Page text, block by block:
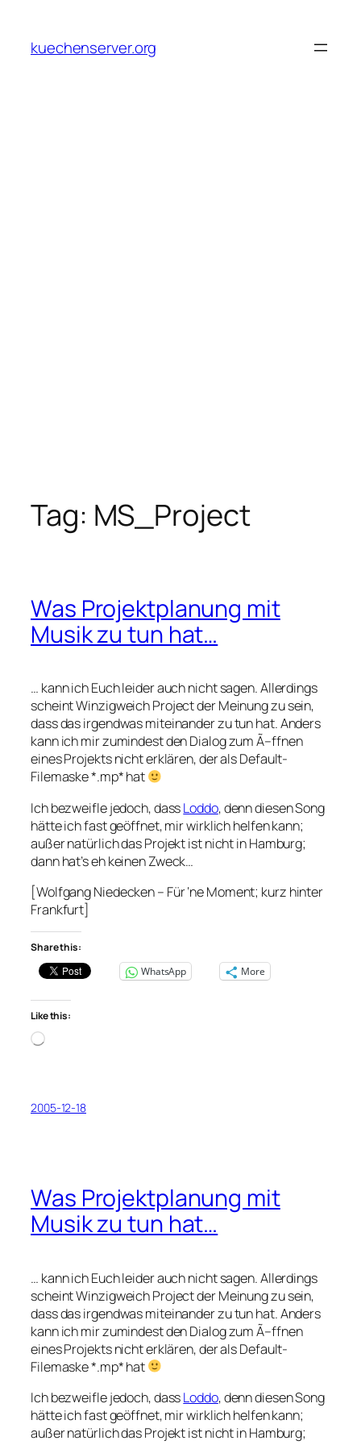
content
kuechenserver.org
Tag: MS_Project
Was Projektplanung mit
Musik zu tun hat…
… kann ich Euch leider auch nicht sagen. Allerdings
scheint Winzigweich Project der Meinung zu sein,
dass das irgendwas miteinander zu tun hat. Anders
kann ich mir zumindest den Dialog zum Ã–ffnen
eines Projekts nicht erklären, der als Default-
Filemaske *.mp* hat
Ich bezweifle jedoch, dassLoddo, denn diesen Song
hätte ich fast geöffnet, mir wirklich helfen kann;
außer natürlich das Projekt ist nicht in Hamburg;
dann hat’s eh keinen Zweck…
[Wolfgang Niedecken – Für ‘ne Moment; kurz hinter
Frankfurt]
Share this:
WhatsApp
More
Like this:
Loading…
2005-12-18
Was Projektplanung mit
Musik zu tun hat…
… kann ich Euch leider auch nicht sagen. Allerdings
scheint Winzigweich Project der Meinung zu sein,
dass das irgendwas miteinander zu tun hat. Anders
kann ich mir zumindest den Dialog zum Ã–ffnen
eines Projekts nicht erklären, der als Default-
Filemaske *.mp* hat
Ich bezweifle jedoch, dassLoddo, denn diesen Song
hätte ich fast geöffnet, mir wirklich helfen kann;
außer natürlich das Projekt ist nicht in Hamburg;